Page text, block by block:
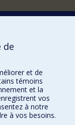
de
et de
témoins
et la
vos
à notre
à vos besoins.